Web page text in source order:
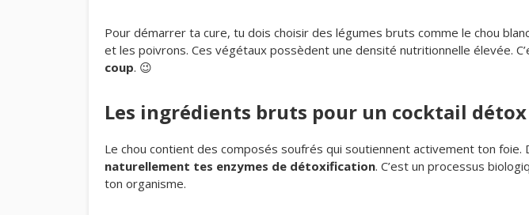
Pour démarrer ta cure, tu dois choisir des légumes bruts comme le chou
et les poivrons. Ces végétaux possèdent une densité nutritionnelle élevée.
coup. 😉
Les ingrédients bruts pour un cocktail
Le chou contient des composés soufrés qui soutiennent activement ton foie.
naturellement tes enzymes de détoxification. C’est un processus
ton organisme.